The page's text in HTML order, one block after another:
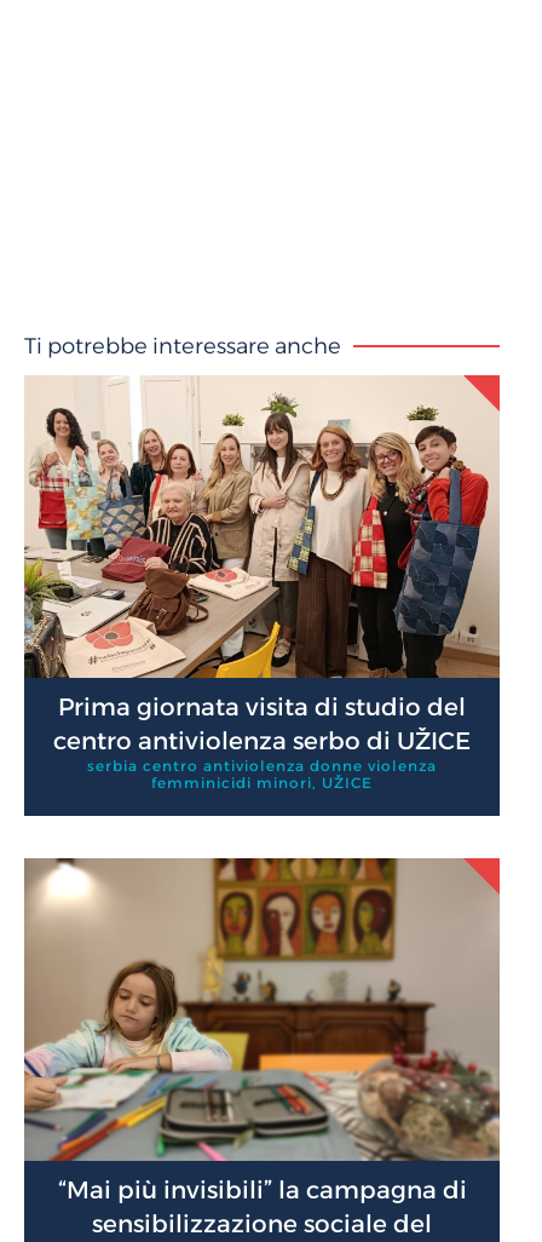
Ti potrebbe interessare anche
Prima giornata visita di studio del
centro antiviolenza serbo di UŽICE
serbia centro antiviolenza donne violenza
femminicidi minori, UŽICE
“Mai più invisibili” la campagna di
sensibilizzazione sociale del